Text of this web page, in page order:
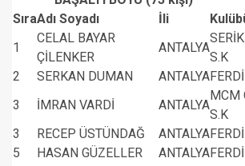
SıraAdı Soyadı İli
1
CELAL BAYAR
ÇİLENKER
ANTALYA
S.K
2
SERKAN DUMAN ANTALYA
3
İMRAN VARDİ ANTALYA
MCM
S.K
3
RECEP ÜSTÜNDAĞ ANTALYA
5
HASAN GÜZELLER ANTALYA